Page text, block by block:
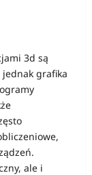
3d są
jednak grafika
ale i